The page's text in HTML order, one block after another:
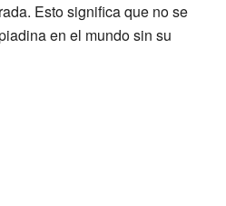
Esto significa que no se
en el mundo sin su